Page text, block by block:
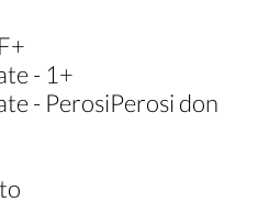
- 1+
- PerosiPerosi don